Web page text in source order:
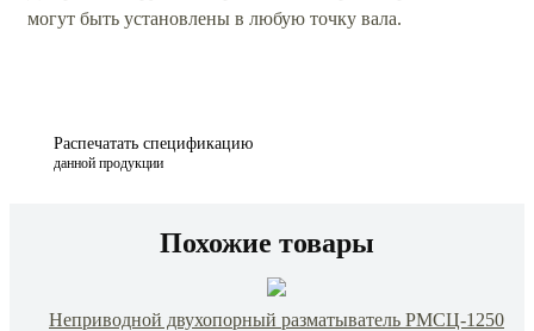
могут быть установлены в любую точку вала.
Распечатать спецификацию
данной продукции
Похожие товары
Неприводной двухопорный разматыватель РМСЦ-1250